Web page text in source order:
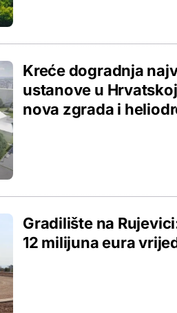
Kreće dogradnja
ustanove u
nova zgrada i
Gradilište na
12 milijuna eura